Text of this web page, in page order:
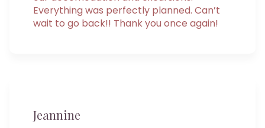
Everything was perfectly planned. Can’t
wait to go back!! Thank you once again!
Jeannine